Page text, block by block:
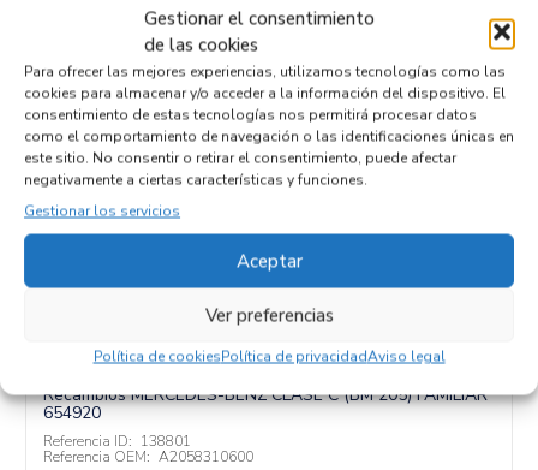
Gestionar el consentimiento
de las cookies
Para ofrecer las mejores experiencias, utilizamos tecnologías como las
cookies para almacenar y/o acceder a la información del dispositivo. El
consentimiento de estas tecnologías nos permitirá procesar datos
como el comportamiento de navegación o las identificaciones únicas en
este sitio. No consentir o retirar el consentimiento, puede afectar
negativamente a ciertas características y funciones.
Gestionar los servicios
Aceptar
Ver preferencias
Política de cookiesPolítica de privacidadAviso legal
5
combustible
Diesel
Código motor
654920
Código cambio
Productos relacionados
TUBO A2058310600
Recambios MERCEDES-BENZCLASE C (BM 205) FAMILIAR
654920
Referencia ID: 138801
Referencia OEM: A2058310600